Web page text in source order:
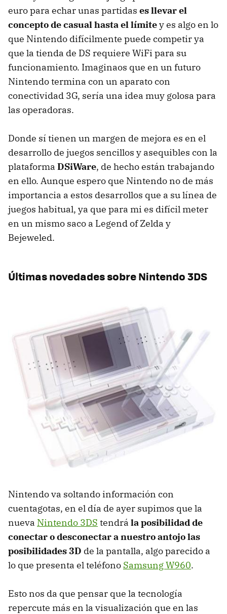
euro para echar unas partidas es llevar el
concepto de casual hasta el límitey es algo en lo
que Nintendo difícilmente puede competir ya
que la tienda de DS requiere WiFi para su
funcionamiento. Imaginaos que en un futuro
Nintendo termina con un aparato con
conectividad 3G, sería una idea muy golosa para
las operadoras.
Donde sí tienen un margen de mejora es en el
desarrollo de juegos sencillos y asequibles con la
plataforma DSiWare, de hecho están trabajando
en ello. Aunque espero que Nintendo no de más
importancia a estos desarrollos que a su línea de
juegos habitual, ya que para mi es difícil meter
en un mismo saco a Legend of Zelda y
Bejeweled.
Últimas novedades sobre Nintendo 3DS
Nintendo va soltando información con
cuentagotas, en el día de ayer supimos que la
nueva Nintendo 3DS tendrá la posibilidad de
conectar o desconectar a nuestro antojo las
posibilidades 3D de la pantalla, algo parecido a
lo que presenta el teléfono Samsung W960.
Esto nos da que pensar que la tecnología
repercute más en la visualización que en las